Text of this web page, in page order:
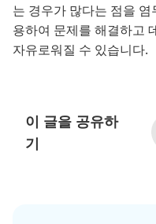
는 경우가 많다는 점을
용하여 문제를 해결하고
자유로워질 수 있습니다.
이 글을 공유하
기